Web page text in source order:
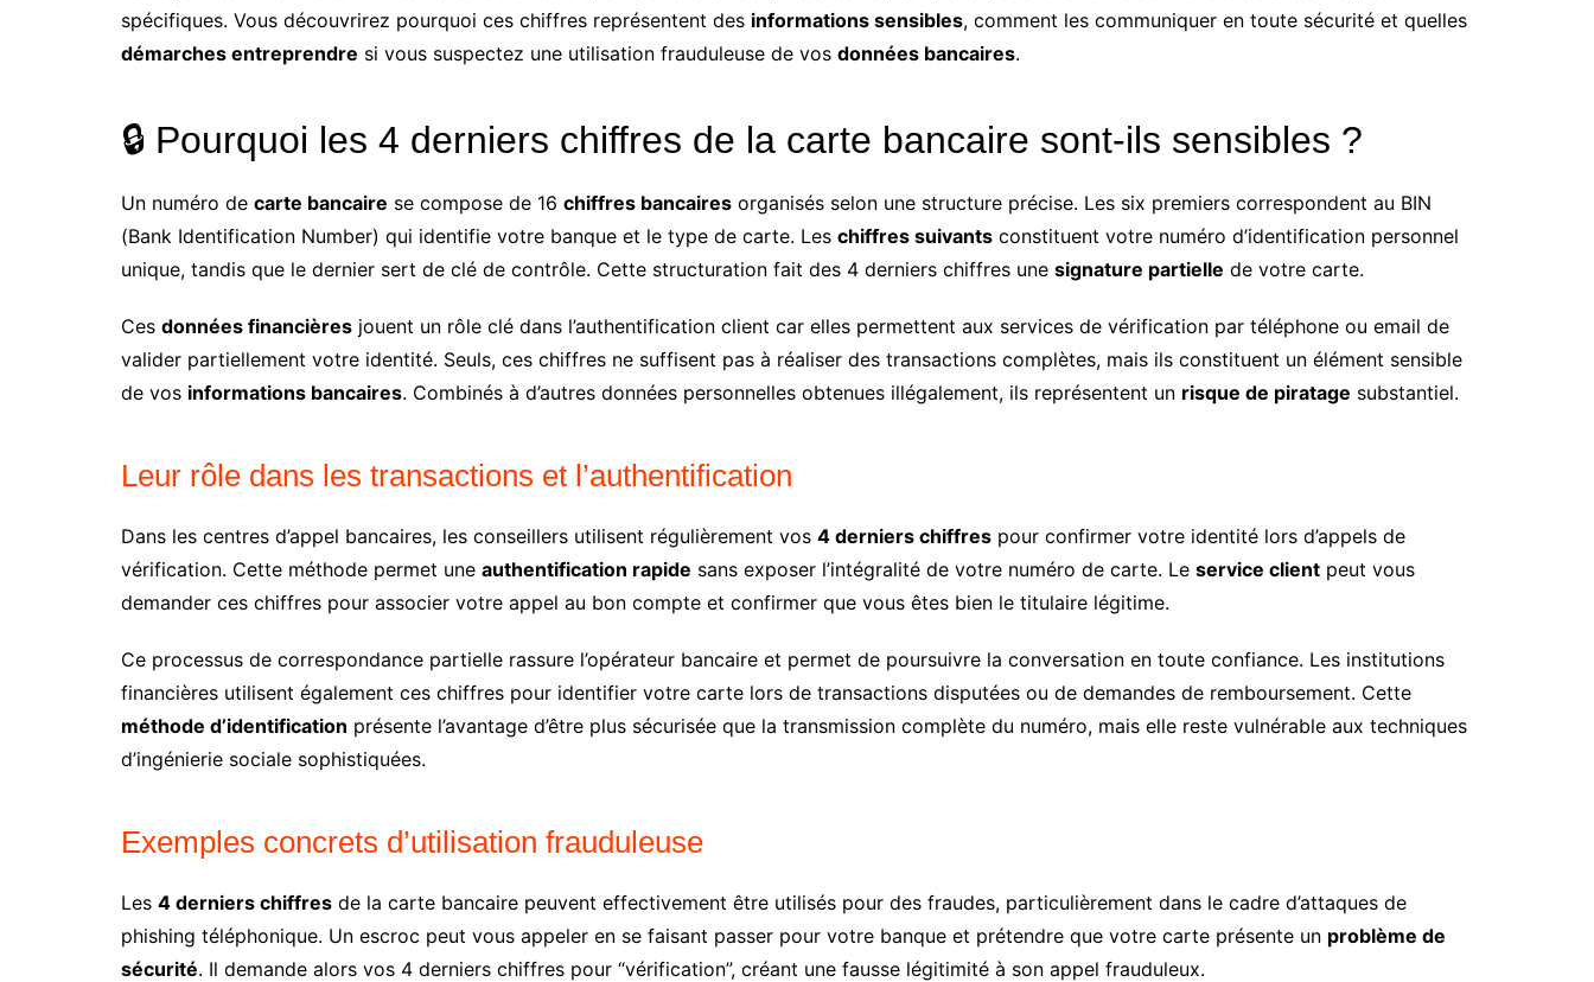
spécifiques. Vous découvrirez pourquoi ces chiffres représentent des informations sensibles, comment les communiquer en toute sécurité et quelles
démarches entreprendre si vous suspectez une utilisation frauduleuse de vos données bancaires.
🔒 Pourquoi les 4 derniers chiffres de la carte bancaire sont-ils sensibles ?
Un numéro de carte bancaire se compose de 16 chiffres bancaires organisés selon une structure précise. Les six premiers correspondent au BIN
(Bank Identification Number) qui identifie votre banque et le type de carte. Les chiffres suivants constituent votre numéro d’identification personnel
unique, tandis que le dernier sert de clé de contrôle. Cette structuration fait des 4 derniers chiffres une signature partielle de votre carte.
Ces données financières jouent un rôle clé dans l’authentification client car elles permettent aux services de vérification par téléphone ou email de
valider partiellement votre identité. Seuls, ces chiffres ne suffisent pas à réaliser des transactions complètes, mais ils constituent un élément sensible
de vos informations bancaires. Combinés à d’autres données personnelles obtenues illégalement, ils représentent un risque de piratage substantiel.
Leur rôle dans les transactions et l’authentification
Dans les centres d’appel bancaires, les conseillers utilisent régulièrement vos 4 derniers chiffres pour confirmer votre identité lors d’appels de
vérification. Cette méthode permet une authentification rapide sans exposer l’intégralité de votre numéro de carte. Le service client peut vous
demander ces chiffres pour associer votre appel au bon compte et confirmer que vous êtes bien le titulaire légitime.
Ce processus de correspondance partielle rassure l’opérateur bancaire et permet de poursuivre la conversation en toute confiance. Les institutions
financières utilisent également ces chiffres pour identifier votre carte lors de transactions disputées ou de demandes de remboursement. Cette
méthode d’identification présente l’avantage d’être plus sécurisée que la transmission complète du numéro, mais elle reste vulnérable aux techniques
d’ingénierie sociale sophistiquées.
Exemples concrets d’utilisation frauduleuse
Les 4 derniers chiffres de la carte bancaire peuvent effectivement être utilisés pour des fraudes, particulièrement dans le cadre d’attaques de
phishing téléphonique. Un escroc peut vous appeler en se faisant passer pour votre banque et prétendre que votre carte présente un problème de
sécurité. Il demande alors vos 4 derniers chiffres pour “vérification”, créant une fausse légitimité à son appel frauduleux.